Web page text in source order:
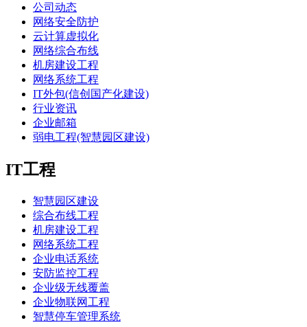
公司动态
网络安全防护
云计算虚拟化
网络综合布线
机房建设工程
网络系统工程
IT外包(信创国产化建设)
行业资讯
企业邮箱
弱电工程(智慧园区建设)
IT工程
智慧园区建设
综合布线工程
机房建设工程
网络系统工程
企业电话系统
安防监控工程
企业级无线覆盖
企业物联网工程
智慧停车管理系统